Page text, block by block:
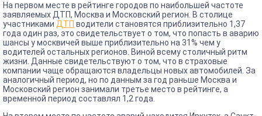
На первом месте в рейтинге городов по наибольшей частоте
заявляемых ДТП, Москва и Московский регион. В столице
участниками ДТП водители становятся приблизительно 1,37
года один раз, это свидетельствует о том, что попасть в аварию
шансы у москвичей выше приблизительно на 31% чем у
водителей остальных регионов. Виной всему столичный ритм
жизни. Данные свидетельствуют о том, что в страховые
компании чаще обращаются владельцы новых автомобилей. За
аналогичный период, но по данным за год раньше Москва и
Московский регион занимали третье место в рейтинге, а
временной период составлял 1,2 года.